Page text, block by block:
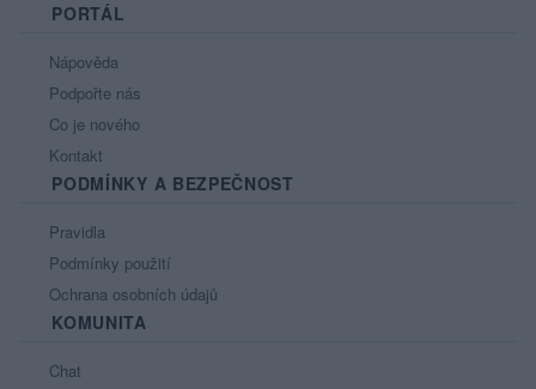
PORTÁL
Nápověda
Podpořte nás
Co je nového
Kontakt
PODMÍNKY A BEZPEČNOST
Pravidla
Podmínky použití
Ochrana osobních údajů
KOMUNITA
Chat